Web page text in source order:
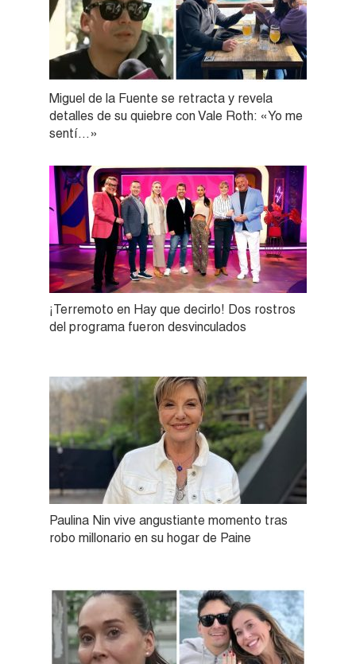
Miguel de la Fuente se retracta y revela
detalles de su quiebre con Vale Roth: «Yo me
sentí…»
¡Terremoto en Hay que decirlo! Dos rostros
del programa fueron desvinculados
Paulina Nin vive angustiante momento tras
robo millonario en su hogar de Paine